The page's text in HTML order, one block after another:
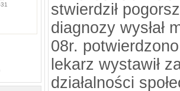
stwierdził
diagnozy wysłał
08r.
lekarz wystawił
działalności